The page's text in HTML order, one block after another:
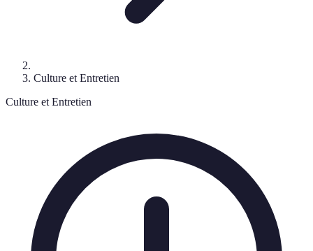
Culture et Entretien
Culture et Entretien